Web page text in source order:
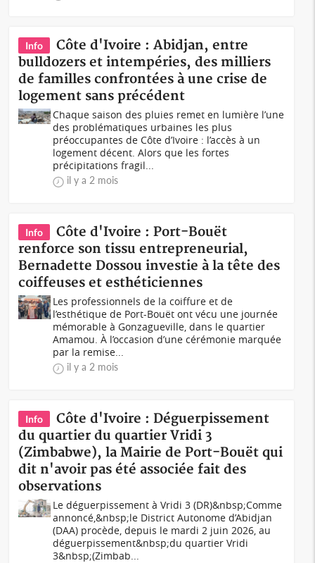
Info
Côte d'Ivoire : Abidjan, entre
bulldozers et intempéries, des milliers
de familles confrontées à une crise de
logement sans précédent
Chaque saison des pluies remet en lumière l’une
des problématiques urbaines les plus
préoccupantes de Côte d’Ivoire : l’accès à un
logement décent. Alors que les fortes
précipitations fragil...
il y a 2 mois
Info
Côte d'Ivoire : Port-Bouët
renforce son tissu entrepreneurial,
Bernadette Dossou investie à la tête des
coiffeuses et esthéticiennes
Les professionnels de la coiffure et de
l’esthétique de Port-Bouët ont vécu une journée
mémorable à Gonzagueville, dans le quartier
Amamou. À l’occasion d’une cérémonie marquée
par la remise...
il y a 2 mois
Info
Côte d'Ivoire : Déguerpissement
du quartier du quartier Vridi 3
(Zimbabwe), la Mairie de Port-Bouët qui
dit n'avoir pas été associée fait des
observations
Le déguerpissement à Vridi 3 (DR)&nbsp;Comme
annoncé,&nbsp;le District Autonome d’Abidjan
(DAA) procède, depuis le mardi 2 juin 2026, au
déguerpissement&nbsp;du quartier Vridi
3&nbsp;(Zimbab...